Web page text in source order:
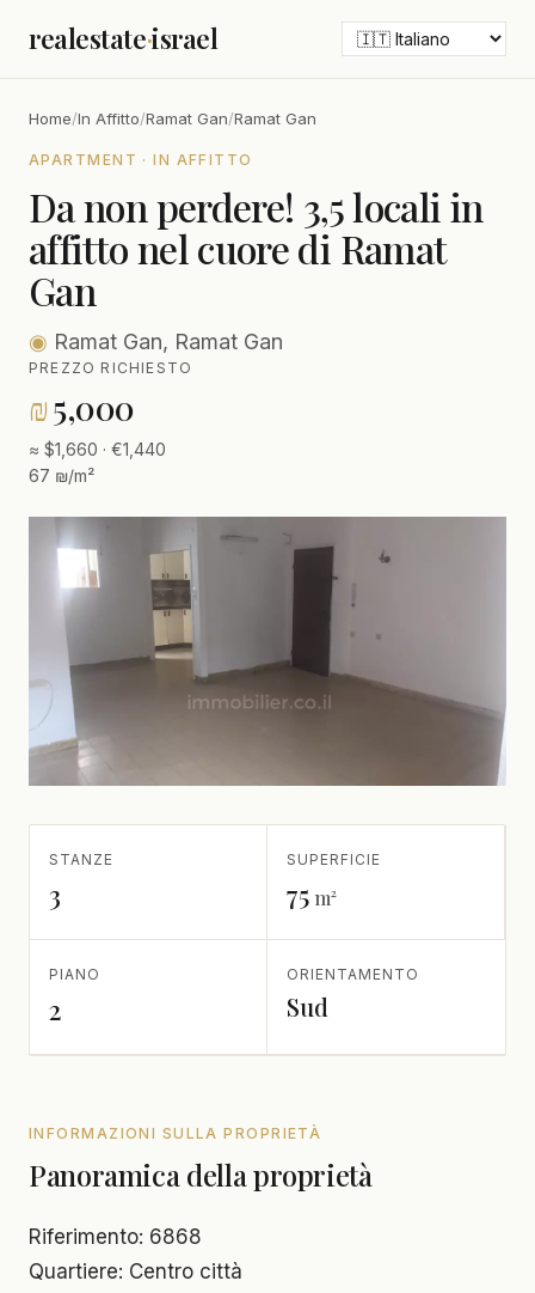
realestate·israel
Home/In Affitto/Ramat Gan/Ramat Gan
APARTMENT · IN AFFITTO
Da non perdere! 3,5 locali in
affitto nel cuore di Ramat
Gan
◉ Ramat Gan, Ramat Gan
PREZZO RICHIESTO
₪5,000
≈ $1,660 · €1,440
67 ₪/m²
STANZE
3
SUPERFICIE
75 m²
PIANO
2
ORIENTAMENTO
Sud
INFORMAZIONI SULLA PROPRIETÀ
Panoramica della proprietà
Riferimento: 6868
Quartiere: Centro città